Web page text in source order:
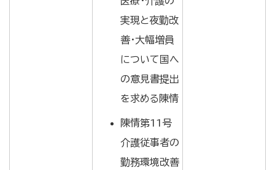
実現と夜勤改
善・大幅増員
について国へ
の意見書提出
を求める陳情
陳情第11号
介護従事者の
勤務環境改善